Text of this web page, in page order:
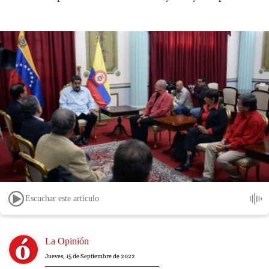
Escuchar este artículo
Image La Opinión
Jueves, 15 de Septiembre de 2022